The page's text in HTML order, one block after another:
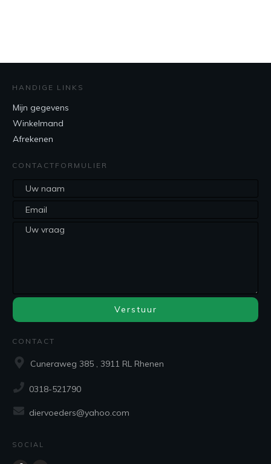
HANDIGE LINKS
Mijn gegevens
Winkelmand
Afrekenen
CONTACTFORMULIER
Verstuur
CONTACT
Cuneraweg 385 , 3911 RL Rhenen
0318-521790
diervoeders@yahoo.com
SOCIAL